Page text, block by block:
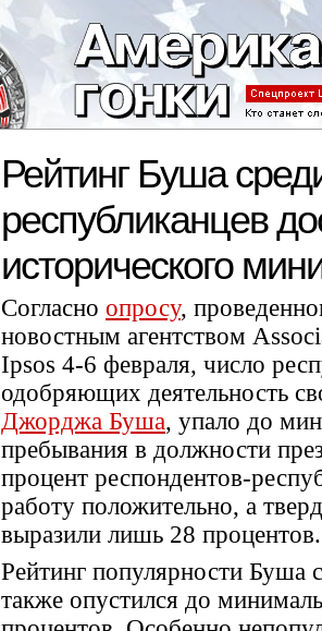
Рейтинг Буша
республиканцев
исторического
Согласно опросу,
новостным агентством
Ipsos 4-6 февраля, число
одобряющих деятельность
Джорджа Буша, упало до
пребывания в должности
процент респондентов-
работу положительно, а
выразили лишь 28 процентов.
Рейтинг популярности
также опустился до